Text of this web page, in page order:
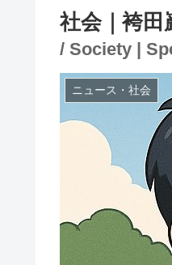
社会｜袴田
/ Society |
ニュース・社会